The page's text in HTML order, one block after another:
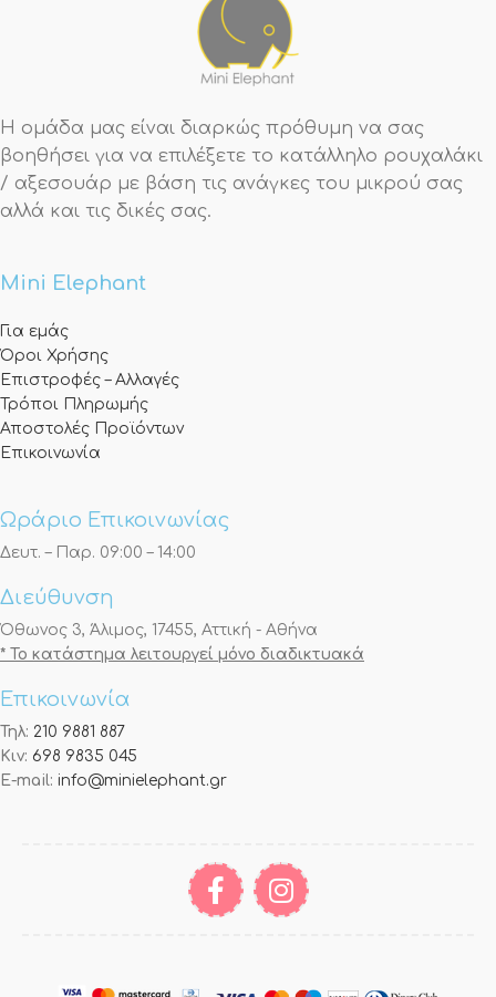
Η ομάδα μας είναι διαρκώς πρόθυμη να σας
βοηθήσει για να επιλέξετε το κατάλληλο ρουχαλάκι
/ αξεσουάρ με βάση τις ανάγκες του μικρού σας
αλλά και τις δικές σας.
Mini Elephant
Για εμάς
Όροι Χρήσης
Επιστροφές – Αλλαγές
Τρόποι Πληρωμής
Αποστολές Προϊόντων
Επικοινωνία
Ωράριο Επικοινωνίας
Δευτ. – Παρ. 09:00 – 14:00
Διεύθυνση
Όθωνος 3, Άλιμος, 17455, Αττική - Αθήνα
* Το κατάστημα λειτουργεί μόνο διαδικτυακά
Επικοινωνία
Τηλ: 210 9881 887
Κιν: 698 9835 045
E-mail: info@minielephant.gr